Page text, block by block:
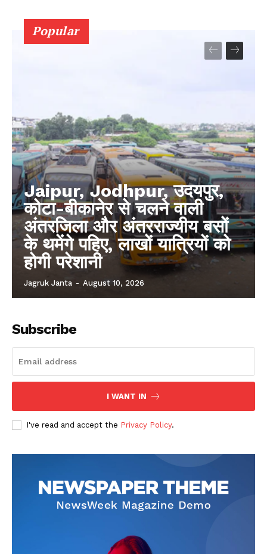
Popular
Jaipur, Jodhpur, उदयपुर,
कोटा-बीकानेर से चलने वाली
अंतरजिला और अंतरराज्यीय बसों
के थमेंगे पहिए, लाखों यात्रियों को
होगी परेशानी
Jagruk Janta - August 10, 2026
Subscribe
I WANT IN
I've read and accept the Privacy Policy.